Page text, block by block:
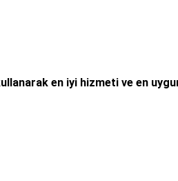
en iyi hizmeti ve en